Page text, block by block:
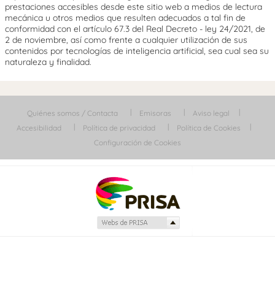
prestaciones accesibles desde este sitio web a medios de lectura
mecánica u otros medios que resulten adecuados a tal fin de
conformidad con el artículo 67.3 del Real Decreto - ley 24/2021, de
2 de noviembre, así como frente a cualquier utilización de sus
contenidos por tecnologías de inteligencia artificial, sea cual sea su
naturaleza y finalidad.
Quiénes somos / Contacta Emisoras
Aviso legal
Accesibilidad
Política de privacidad
Política de Cookies
Configuración de Cookies